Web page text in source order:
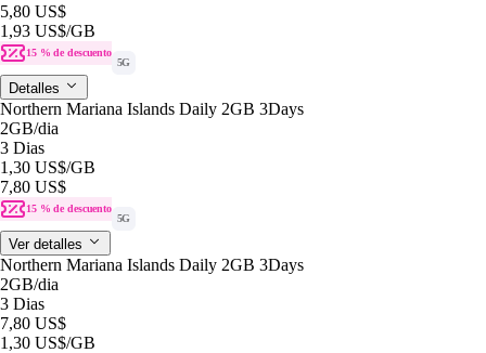
5,80 US$
1,93 US$/GB
15 % de descuento
5G
Detalles
Northern Mariana Islands Daily 2GB 3Days
2GB/dia
3 Dias
1,30 US$/GB
7,80 US$
15 % de descuento
5G
Ver detalles
Northern Mariana Islands Daily 2GB 3Days
2GB/dia
3 Dias
7,80 US$
1,30 US$/GB